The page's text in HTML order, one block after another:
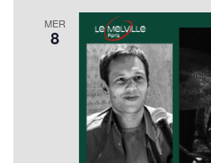
MER
8